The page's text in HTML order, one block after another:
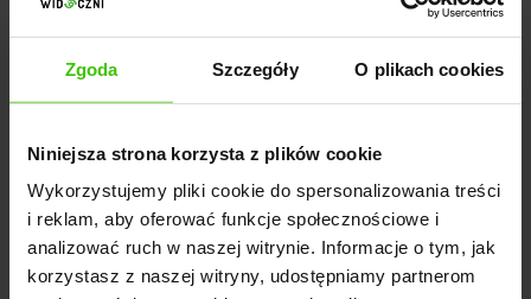
Zgoda Szczegóły O plikach cookies
Niniejsza strona korzysta z plików cookie
Wykorzystujemy pliki cookie do spersonalizowania treści
i reklam, aby oferować funkcje społecznościowe i
analizować ruch w naszej witrynie. Informacje o tym, jak
korzystasz z naszej witryny, udostępniamy partnerom
2.Zachęcaj do powtarzania transakcji
na stronie internetowej
klientów poprzez różnorodne działania
marketingowe, jednak często zapominają o istniejącej
bazie zadowolonych klientów. Ci klienci mogą być
cennym źródłem powrotu na stronę internetową
sklepu, szczególnie gdy pojawi się potrzeba wymiany